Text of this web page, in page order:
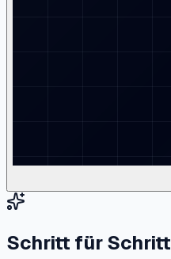
Schritt für Schritt